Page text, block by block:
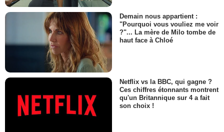
Demain nous appartient :
"Pourquoi vous vouliez me voir
?"... La mère de Milo tombe de
haut face à Chloé
Netflix vs la BBC, qui gagne ?
Ces chiffres étonnants montrent
qu'un Britannique sur 4 a fait
son choix !